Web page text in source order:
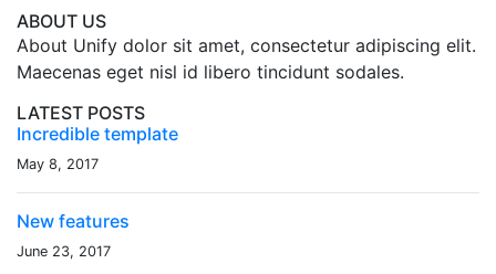
ABOUT US
About Unify dolor sit amet, consectetur adipiscing elit.
Maecenas eget nisl id libero tincidunt sodales.
LATEST POSTS
Incredible template
May 8, 2017
New features
June 23, 2017